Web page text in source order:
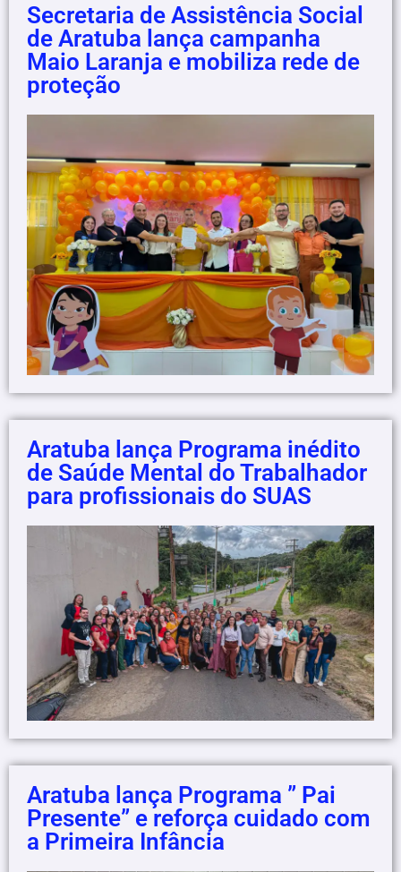
Secretaria de Assistência Social
de Aratuba lança campanha
Maio Laranja e mobiliza rede de
proteção
Aratuba lança Programa inédito
de Saúde Mental do Trabalhador
para profissionais do SUAS
Aratuba lança Programa ” Pai
Presente” e reforça cuidado com
a Primeira Infância